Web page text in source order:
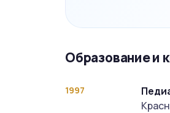
Образование и
1997